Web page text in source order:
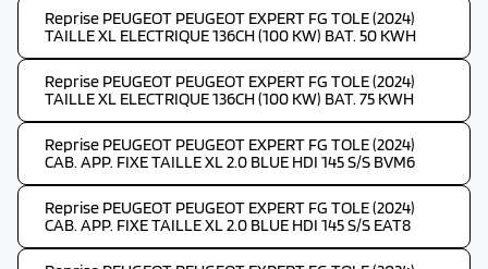
Reprise PEUGEOT PEUGEOT EXPERT FG TOLE (2024)
TAILLE XL ELECTRIQUE 136CH (100 KW) BAT. 50 KWH
Reprise PEUGEOT PEUGEOT EXPERT FG TOLE (2024)
TAILLE XL ELECTRIQUE 136CH (100 KW) BAT. 75 KWH
Reprise PEUGEOT PEUGEOT EXPERT FG TOLE (2024)
CAB. APP. FIXE TAILLE XL 2.0 BLUE HDI 145 S/S BVM6
Reprise PEUGEOT PEUGEOT EXPERT FG TOLE (2024)
CAB. APP. FIXE TAILLE XL 2.0 BLUE HDI 145 S/S EAT8